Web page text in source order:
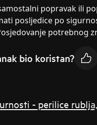
popravak ili
posljedice po
potrebnog
bio koristan?
- perilice